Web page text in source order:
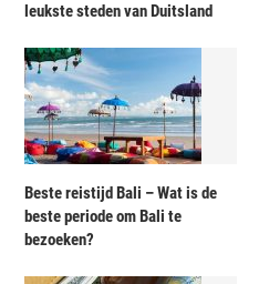
leukste steden van Duitsland
Beste reistijd Bali – Wat is de
beste periode om Bali te
bezoeken?